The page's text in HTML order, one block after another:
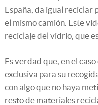
España, da igual reciclar
el mismo camión. Este
reciclaje del vidrio, que
Es verdad que, en el
exclusiva para su
con algo que no haya
resto de materiales